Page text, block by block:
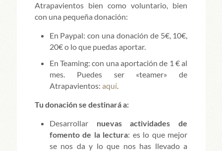
Atrapavientos bien como voluntario, bien
con una pequeña donación:
En Paypal: con una donación de 5€, 10€,
20€ o lo que puedas aportar.
En Teaming: con una aportación de 1 € al
mes. Puedes ser «teamer» de
Atrapavientos: aquí.
Tu donación se destinará a:
Desarrollar nuevas actividades de
fomento de la lectura: es lo que mejor
se nos da y lo que nos has llevado a